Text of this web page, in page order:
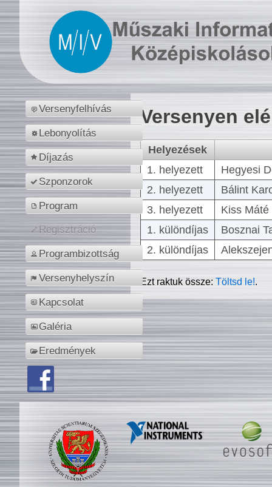
Versenyfelhívás
Lebonyolítás
Díjazás
Szponzorok
Program
Regisztráció
Programbizottság
Versenyhelyszín
Kapcsolat
Galéria
Eredmények
Versenyen
Helyezések
1. helyezett
Hegyesi
2. helyezett
Bálint
3. helyezett
Kiss
1. különdíjas
Bosznai
2. különdíjas
Ezt raktuk össze:Töltsd le!.